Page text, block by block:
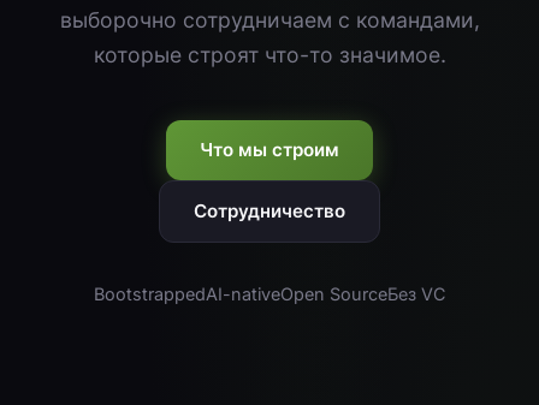
выборочно сотрудничаем с командами,
которые строят что-то значимое.
Что мы строим
Сотрудничество
BootstrappedAI-nativeOpen SourceБез VC